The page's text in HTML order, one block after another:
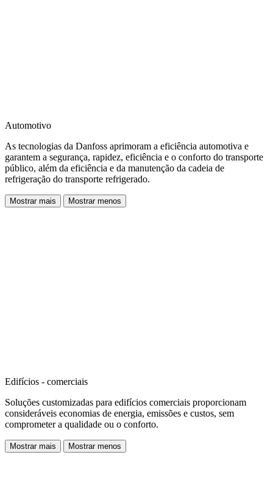
Automotivo
As tecnologias da Danfoss aprimoram a eficiência automotiva e
garantem a segurança, rapidez, eficiência e o conforto do transporte
público, além da eficiência e da manutenção da cadeia de
refrigeração do transporte refrigerado.
Mostrar mais Mostrar menos
Edifícios - comerciais
Soluções customizadas para edifícios comerciais proporcionam
consideráveis economias de energia, emissões e custos, sem
comprometer a qualidade ou o conforto.
Mostrar mais Mostrar menos